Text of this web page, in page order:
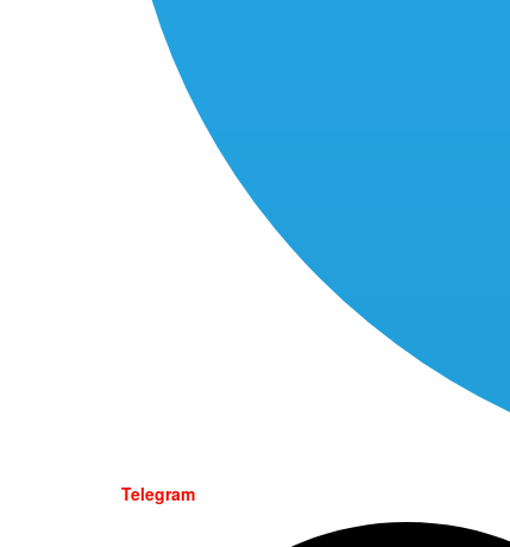
Telegram